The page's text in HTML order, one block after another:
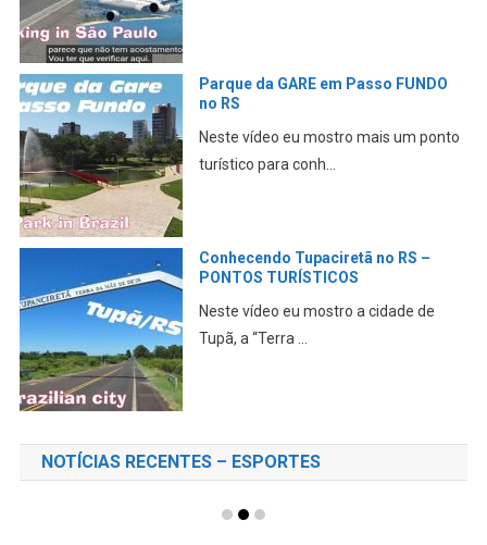
Parque da GARE em Passo FUNDO
no RS
Neste vídeo eu mostro mais um ponto
turístico para conh...
Conhecendo Tupaciretã no RS –
PONTOS TURÍSTICOS
Neste vídeo eu mostro a cidade de
Tupã, a “Terra ...
NOTÍCIAS RECENTES – ESPORTES